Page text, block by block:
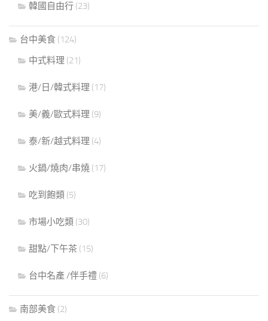
韓國自由行 (23)
台中美食 (124)
中式料理 (21)
港/日/韓式料理 (17)
美/義/歐式料理 (9)
泰/新/越式料理 (4)
火鍋/燒肉/串燒 (17)
吃到飽類 (5)
市場小吃類 (30)
甜點/下午茶 (15)
台中名產 /伴手禮 (6)
南部美食 (2)